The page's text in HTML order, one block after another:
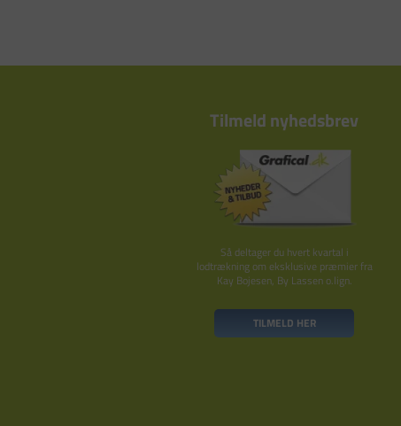
Tilmeld nyhedsbrev
Så deltager du hvert kvartal i
lodtrækning om eksklusive præmier fra
Kay Bojesen, By Lassen o.lign.
TILMELD HER